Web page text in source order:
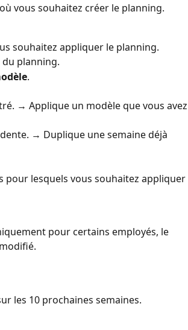
vous souhaitez créer le planning.
souhaitez appliquer le planning.
planning.
.
→ Applique un modèle que vous avez
→ Duplique une semaine déjà
pour lesquels vous souhaitez appliquer
pour certains employés, le
les 10 prochaines semaines.